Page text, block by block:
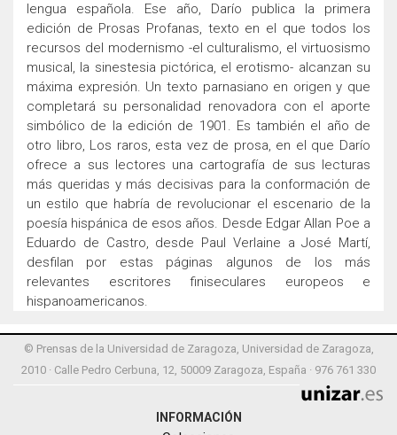
lengua española. Ese año, Darío publica la primera
edición de Prosas Profanas, texto en el que todos los
recursos del modernismo -el culturalismo, el virtuosismo
musical, la sinestesia pictórica, el erotismo- alcanzan su
máxima expresión. Un texto parnasiano en origen y que
completará su personalidad renovadora con el aporte
simbólico de la edición de 1901. Es también el año de
otro libro, Los raros, esta vez de prosa, en el que Darío
ofrece a sus lectores una cartografía de sus lecturas
más queridas y más decisivas para la conformación de
un estilo que habría de revolucionar el escenario de la
poesía hispánica de esos años. Desde Edgar Allan Poe a
Eduardo de Castro, desde Paul Verlaine a José Martí,
desfilan por estas páginas algunos de los más
relevantes escritores finiseculares europeos e
hispanoamericanos.
© Prensas de la Universidad de Zaragoza, Universidad de Zaragoza,
2010 · Calle Pedro Cerbuna, 12, 50009 Zaragoza, España · 976 761 330
INFORMACIÓN